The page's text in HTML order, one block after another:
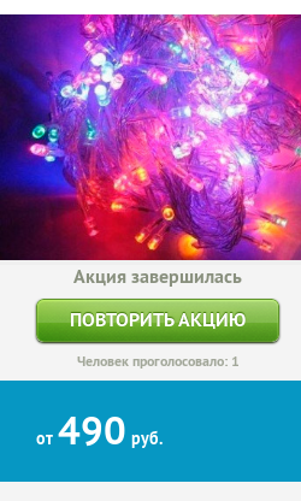
Акция завершилась
ПОВТОРИТЬ АКЦИЮ
Человек проголосовало: 1
от 490 руб.